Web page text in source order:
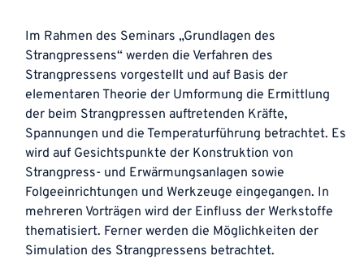
Im Rahmen des Seminars „Grundlagen des
Strangpressens“ werden die Verfahren des
Strangpressens vorgestellt und auf Basis der
elementaren Theorie der Umformung die Ermittlung
der beim Strangpressen auftretenden Kräfte,
Spannungen und die Temperaturführung betrachtet. Es
wird auf Gesichtspunkte der Konstruktion von
Strangpress- und Erwärmungsanlagen sowie
Folgeeinrichtungen und Werkzeuge eingegangen. In
mehreren Vorträgen wird der Einfluss der Werkstoffe
thematisiert. Ferner werden die Möglichkeiten der
Simulation des Strangpressens betrachtet.